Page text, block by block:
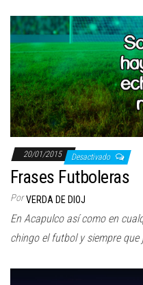
20/01/2015 Desactivado
Frases Futboleras
Por VERDA DE DIOJ
En Acapulco así como en
chingo el futbol y siempre